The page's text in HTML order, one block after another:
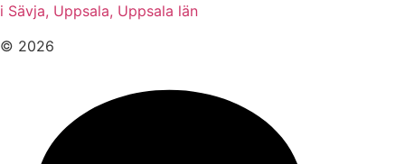
i Sävja, Uppsala, Uppsala län
© 2026